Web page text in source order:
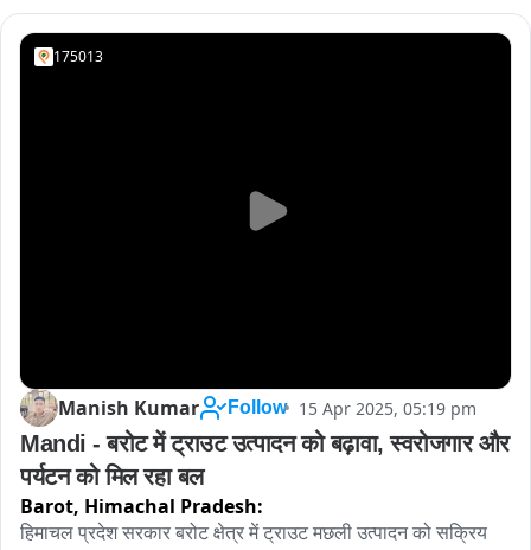
175013
Manish Kumar Follow 15 Apr 2025, 05:19 pm
Mandi - बरोट में ट्राउट उत्पादन को बढ़ावा, स्वरोजगार और
पर्यटन को मिल रहा बल
Barot, Himachal Pradesh:
हिमाचल प्रदेश सरकार बरोट क्षेत्र में ट्राउट मछली उत्पादन को सक्रिय